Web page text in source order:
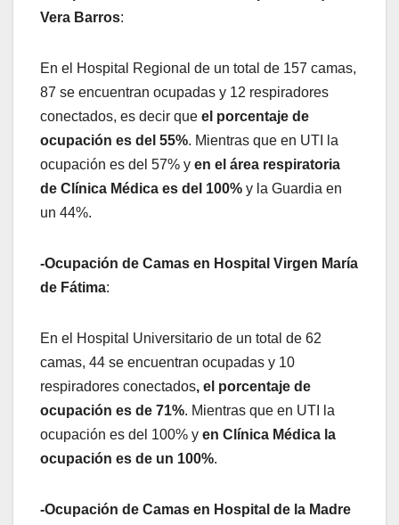
Vera Barros:
En el Hospital Regional de un total de 157 camas,
87 se encuentran ocupadas y 12 respiradores
conectados, es decir que el porcentaje de
ocupación es del 55%. Mientras que en UTI la
ocupación es del 57% y en el área respiratoria
de Clínica Médica es del 100% y la Guardia en
un 44%.
-Ocupación de Camas en Hospital Virgen María
de Fátima:
En el Hospital Universitario de un total de 62
camas, 44 se encuentran ocupadas y 10
respiradores conectados, el porcentaje de
ocupación es de 71%. Mientras que en UTI la
ocupación es del 100% y en Clínica Médica la
ocupación es de un 100%.
-Ocupación de Camas en Hospital de la Madre